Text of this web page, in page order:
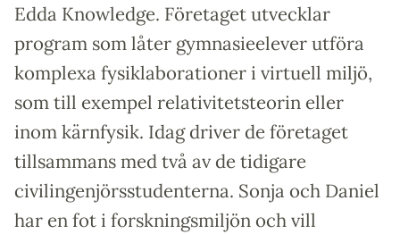
Edda Knowledge. Företaget utvecklar
program som låter gymnasieelever utföra
komplexa fysiklaborationer i virtuell miljö,
som till exempel relativitetsteorin eller
inom kärnfysik. Idag driver de företaget
tillsammans med två av de tidigare
civilingenjörsstudenterna. Sonja och Daniel
har en fot i forskningsmiljön och vill